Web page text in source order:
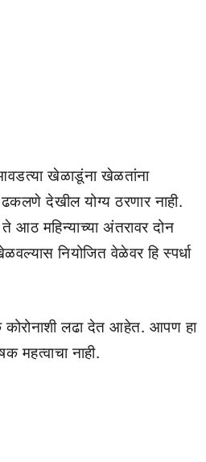
खेळाडूंना खेळतांना
देखील योग्य ठरणार नाही.
आठ महिन्याच्या अंतरावर दोन
नियोजित वेळेवर हि स्पर्धा
लढा देत आहेत. आपण हा
महत्वाचा नाही.